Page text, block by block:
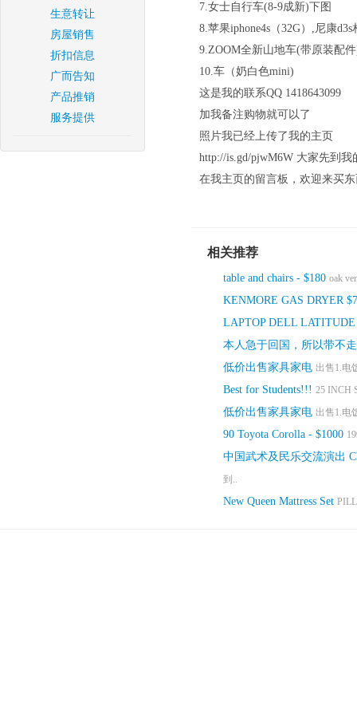
生意转让
房屋销售
折扣信息
广而告知
产品推销
服务提供
7.女士自行车(8-9成新)下图
8.苹果iphone4s（32G）,尼康d3s
9.ZOOM全新山地车(带原装配
10.车（奶白色mini)
这是我的联系QQ 1418643099
加我备注购物就可以了
照片我已经上传了我的主页
http://is.gd/pjwM6W 大家先到
在我主页的留言板，欢迎来买
相关推荐
table and chairs - $180 oak
KENMORE GAS DRYER
LAPTOP DELL LATITUDE
本人急于回国，所以带不
低价出售家具家电 出售1.电
Best for Students!!! 25 INCH
低价出售家具家电 出售1.电
90 Toyota Corolla - $1000
中国武术及民乐交流演出
到..
New Queen Mattress Set